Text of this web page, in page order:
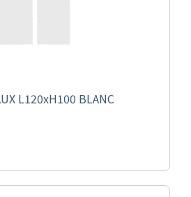
L120xH100 BLANC